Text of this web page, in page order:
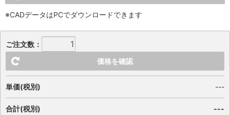
※CADデータはPCでダウンロードできます
ご注文数：
価格を確認
単価(税別) ---
合計(税別)
---